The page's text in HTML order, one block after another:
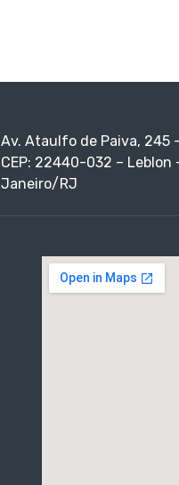
Av. Ataulfo de Paiva, 245
CEP: 22440-032 – Leblon
Janeiro/RJ